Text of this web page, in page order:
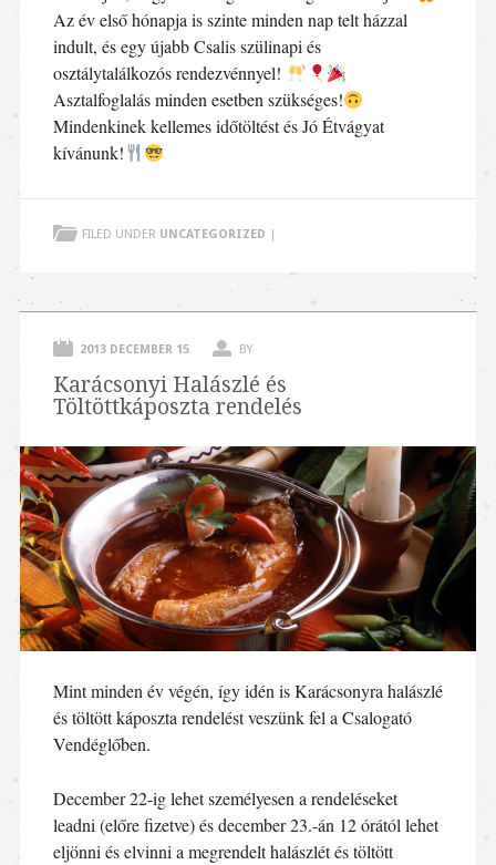
Az év első hónapja is szinte minden nap telt házzal
indult, és egy újabb Csalis szülinapi és
osztálytalálkozós rendezvénnyel!
Asztalfoglalás minden esetben szükséges!
Mindenkinek kellemes időtöltést és Jó Étvágyat
kívánunk!
FILED UNDER UNCATEGORIZED
2013 DECEMBER 15 BY
Karácsonyi Halászlé és
Töltöttkáposzta rendelés
Mint minden év végén, így idén is Karácsonyra halászlé
és töltött káposzta rendelést veszünk fel a Csalogató
Vendéglőben.
December 22-ig lehet személyesen a rendeléseket
leadni (előre fizetve) és december 23.-án 12 órától lehet
eljönni és elvinni a megrendelt halászlét és töltött